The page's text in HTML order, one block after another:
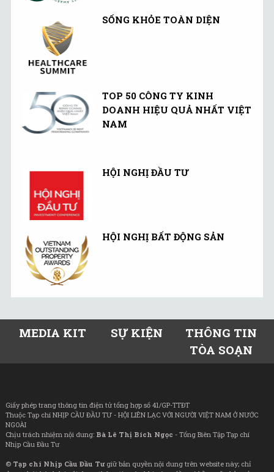
SỐNG KHỎE TOÀN DIỆN
TOP 50 CÔNG TY KINH
DOANH HIỆU QUẢ NHẤT VIỆT
NAM
HỘI NGHỊ ĐẦU TƯ
HỘI NGHỊ BẤT ĐỘNG SẢN
MEDIA KIT SỰ KIỆN
THÔNG TIN
TÒA SOẠN
Giấy phép trang thông tin điện tử tổng hợp số 41/GP-TTĐT
Thuộc Tạp chí NHỊP CẦU ĐẦU TƯ - HỘI LIÊN LẠC VỚI NGƯỜI VIỆT NAM Ở NƯỚC
NGOÀI
Chịu trách nhiệm nội dung: Bà Lê Thị Bích Ngọc - Tổng Biên Tập Tạp chí
Nhịp Cầu Đầu Tư
© Tạp chí Nhịp Cầu Đầu Tưgiữ bản quyền nội dung trên website này; chỉ